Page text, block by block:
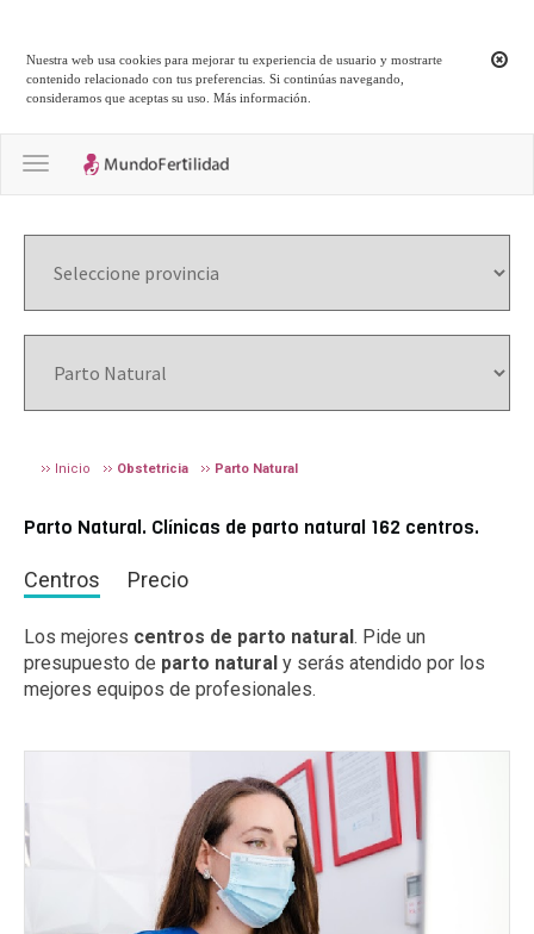
Nuestra web usa cookies para mejorar tu experiencia de usuario y mostrarte
contenido relacionado con tus preferencias. Si continúas navegando,
consideramos que aceptas su uso.Más información
Toggle navigation
Inicio Obstetricia Parto Natural
Parto Natural. Clínicas de parto natural 162 centros.
Centros Precio
Los mejores centros de parto natural. Pide un
presupuesto de parto natural y serás atendido por los
mejores equipos de profesionales.